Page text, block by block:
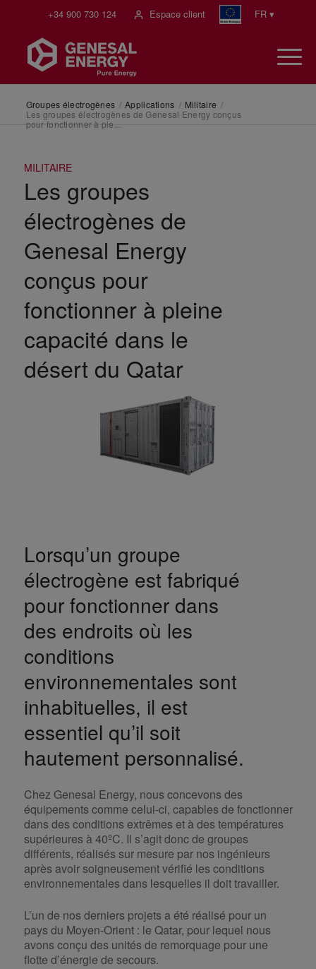
+34 900 730 124 Espace client FR ▾
Groupes électrogènes / Applications / Militaire /
Les groupes électrogènes de Genesal Energy conçus
pour fonctionner à ple...
MILITAIRE
Les groupes
électrogènes de
Genesal Energy
conçus pour
fonctionner à pleine
capacité dans le
désert du Qatar
Lorsqu’un groupe
électrogène est fabriqué
pour fonctionner dans
des endroits où les
conditions
environnementales sont
inhabituelles, il est
essentiel qu’il soit
hautement personnalisé.
Chez Genesal Energy, nous concevons des
équipements comme celui-ci, capables de fonctionner
dans des conditions extrêmes et à des températures
supérieures à 40ºC. Il s’agit donc de groupes
différents, réalisés sur mesure par nos ingénieurs
après avoir soigneusement vérifié les conditions
environnementales dans lesquelles il doit travailler.
L’un de nos derniers projets a été réalisé pour un
pays du Moyen-Orient : le Qatar, pour lequel nous
avons conçu des unités de remorquage pour une
flotte d’énergie de secours.